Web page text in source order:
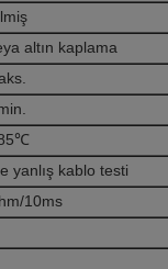
altın kaplama
yanlış kablo testi
10ms